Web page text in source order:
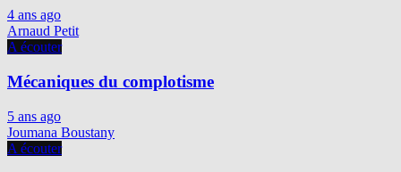
4 ans ago
Arnaud Petit
A écouter
Mécaniques du complotisme
5 ans ago
Joumana Boustany
A écouter